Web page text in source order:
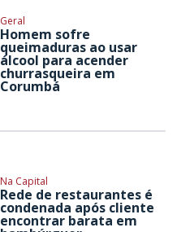
Geral
Homem sofre
queimaduras ao usar
álcool para acender
churrasqueira em
Corumbá
Na Capital
Rede de restaurantes é
condenada após cliente
encontrar barata em